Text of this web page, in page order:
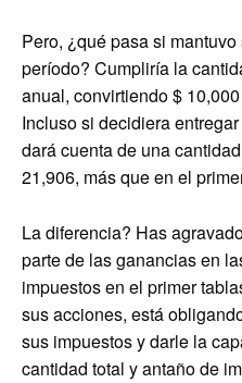
Pero, ¿qué pasa si
período? Cumpliría la
anual, convirtiendo $
Incluso si decidiera
dará cuenta de una
21,906, más que en el
La diferencia? Has
parte de las ganancias en
impuestos en el primer
sus acciones, está
sus impuestos y darle la
cantidad total y antaño de